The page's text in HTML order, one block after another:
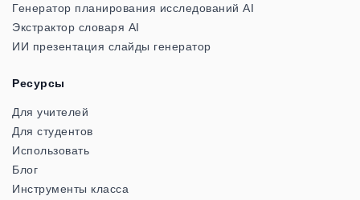
Генератор планирования исследований AI
Экстрактор словаря AI
ИИ презентация слайды генератор
Ресурсы
Для учителей
Для студентов
Использовать
Блог
Инструменты класса